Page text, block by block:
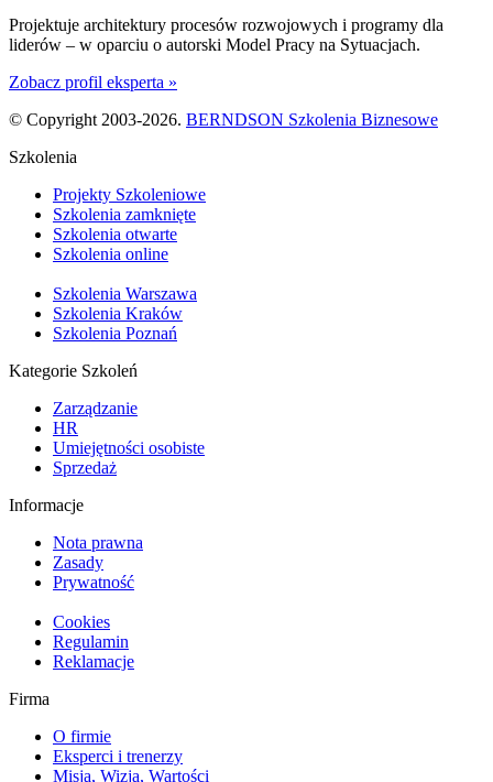
Projektuje architektury procesów rozwojowych i programy dla
liderów – w oparciu o autorski Model Pracy na Sytuacjach.
Zobacz profil eksperta »
© Copyright 2003-2026. BERNDSON Szkolenia Biznesowe
Szkolenia
Projekty Szkoleniowe
Szkolenia zamknięte
Szkolenia otwarte
Szkolenia online
Szkolenia Warszawa
Szkolenia Kraków
Szkolenia Poznań
Kategorie Szkoleń
Zarządzanie
HR
Umiejętności osobiste
Sprzedaż
Informacje
Nota prawna
Zasady
Prywatność
Cookies
Regulamin
Reklamacje
Firma
O firmie
Eksperci i trenerzy
Misja, Wizja, Wartości